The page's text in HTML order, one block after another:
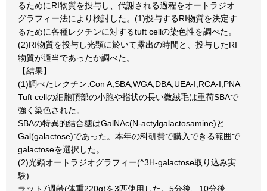
るためにRI物質を投与し、代謝される過程をオートラジオ
グラフィー法により検討した。(1)投与するRI物質を決定す
るために各種レクチンに対するtuft cellの染色性を調べた。
(2)RI物質を投与し光顕に於いて露出の時間と、投与したRI
物質が適当であったか調べた。
【結果】
(1)調べたレクチン:Con A,SBA,WGA,DBA,UEA-I,RCA-I,PNA
Tuft cellの細胞頂部の小胞や指状の長い微絨毛は重荷SBAで
強く染色された。
SBAの特異的結合糖はGalNAc(N-actylgalactosamine)と
Gal(galactose)であった。本年の科研費で購入できる範囲で
galactoseを選択した。
(2)光顕オートラジオグラフィー(^3H-galactose取り込み実
験)
ラット7週齢(体重220g)を3匹使用した。5分後、10分後、